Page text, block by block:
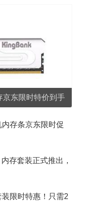
京东限时特价到手
存条京东限时促
存套装正式推出，
限时特惠！只需2